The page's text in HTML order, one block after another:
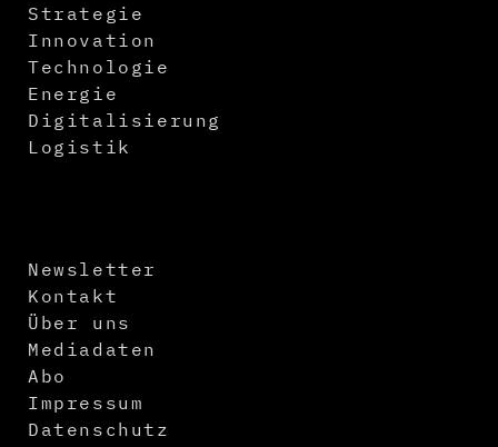
Strategie
Innovation
Technologie
Energie
Digitalisierung
Logistik
Newsletter
Kontakt
Über uns
Mediadaten
Abo
Impressum
Datenschutz